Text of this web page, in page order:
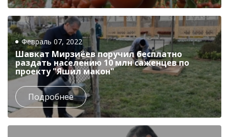
Февраль 07, 2022
Шавкат Мирзиёев поручил бесплатно
раздать населению 10 млн саженцев по
проекту "Яшил макон"
Подробнее